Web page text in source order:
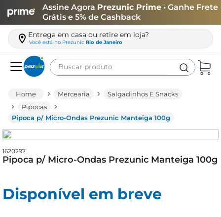
Assine Agora Prezunic Prime • Ganhe Frete
Grátis e 5% de Cashback
Entrega em casa ou retire em loja?
Você está no Prezunic Rio de Janeiro
Buscar produto
Mercearia
Salgadinhos E Snacks
Pipocas
Pipoca p/ Micro-Ondas Prezunic Manteiga 100g
1620297
Pipoca p/ Micro-Ondas Prezunic Manteiga 100g
Disponível em breve
leite
queijo
biscoito